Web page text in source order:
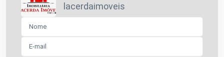
lacerdaimoveis